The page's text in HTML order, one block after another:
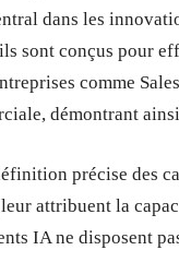
dans les
sont conçus pour
comme
démontrant
précise des
attribuent la
IA ne disposent